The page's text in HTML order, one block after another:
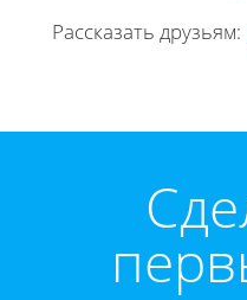
Рассказать друзьям: